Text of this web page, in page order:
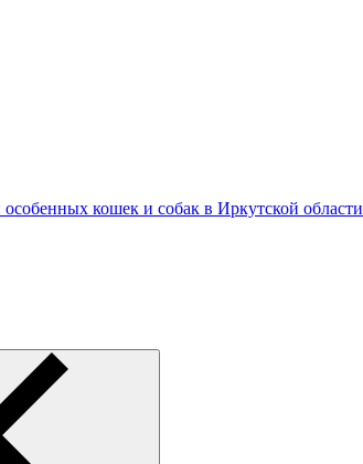
кошек и собак в Иркутской области